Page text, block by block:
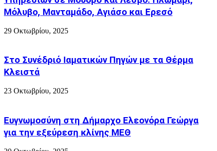
Μόλυβο, Μανταμάδο, Αγιάσο και Ερεσό
29 Οκτωβρίου, 2025
Στο Συνέδριό Ιαματικών Πηγών με τα Θέρμα
Κλειστά
23 Οκτωβρίου, 2025
Ευγνωμοσύνη στη Δήμαρχο Ελεονόρα Γεώργα
για την εξεύρεση κλίνης ΜΕΘ